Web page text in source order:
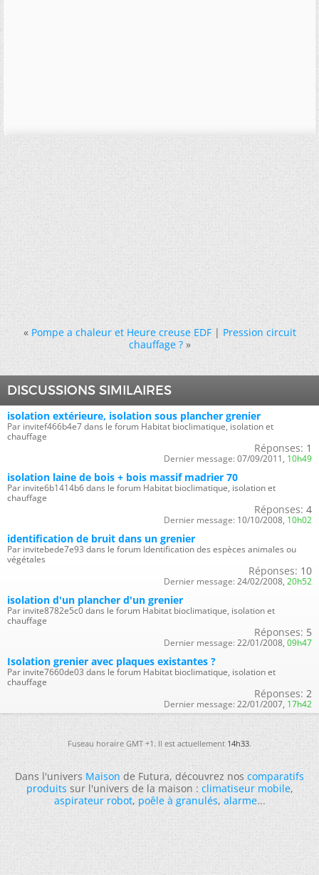
« Pompe a chaleur et Heure creuse EDF|Pression circuit
chauffage ? »
DISCUSSIONS SIMILAIRES
isolation extérieure, isolation sous plancher grenier
Par invitef466b4e7 dans le forum Habitat bioclimatique, isolation et
chauffage
Réponses: 1
Dernier message: 07/09/2011, 10h49
isolation laine de bois + bois massif madrier 70
Par invite6b1414b6 dans le forum Habitat bioclimatique, isolation et
chauffage
Réponses: 4
Dernier message: 10/10/2008, 10h02
identification de bruit dans un grenier
Par invitebede7e93 dans le forum Identification des espèces animales ou
végétales
Réponses: 10
Dernier message: 24/02/2008, 20h52
isolation d'un plancher d'un grenier
Par invite8782e5c0 dans le forum Habitat bioclimatique, isolation et
chauffage
Réponses: 5
Dernier message: 22/01/2008, 09h47
Isolation grenier avec plaques existantes ?
Par invite7660de03 dans le forum Habitat bioclimatique, isolation et
chauffage
Réponses: 2
Dernier message: 22/01/2007, 17h42
Fuseau horaire GMT +1. Il est actuellement14h33.
Dans l'universMaisonde Futura, découvrez noscomparatifs
produitssur l'univers de la maison :climatiseur mobile,
aspirateur robot,poêle à granulés,alarme...